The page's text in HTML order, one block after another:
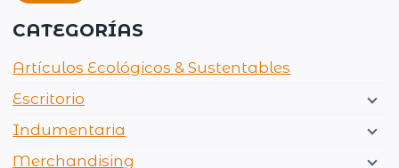
CATEGORÍAS
Artículos Ecológicos & Sustentables
Escritorio
Indumentaria
Merchandising